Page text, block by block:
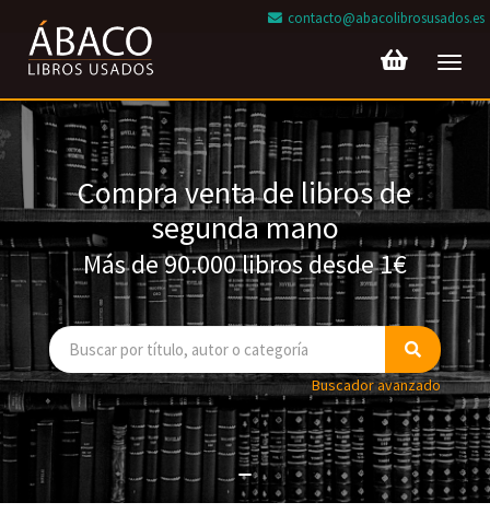
contacto@abacolibrosusados.es
Compra venta de libros de
segunda mano
Más de 90.000 libros desde 1€
Buscador avanzado